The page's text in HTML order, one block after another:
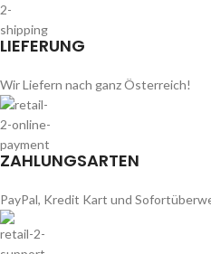
LIEFERUNG
Wir Liefern nach ganz Österreich!
ZAHLUNGSARTEN
PayPal, Kredit Kart und